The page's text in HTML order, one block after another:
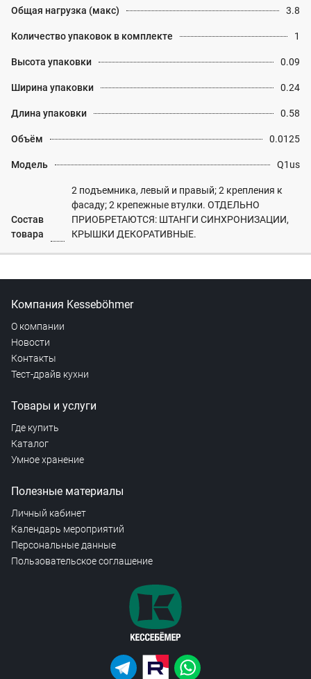
Общая нагрузка (макс) 3.8
Количество упаковок в комплекте 1
Высота упаковки 0.09
Ширина упаковки 0.24
Длина упаковки 0.58
Объём 0.0125
Модель Q1us
Состав
товара
2 подъемника, левый и правый; 2 крепления к
фасаду; 2 крепежные втулки. ОТДЕЛЬНО
ПРИОБРЕТАЮТСЯ: ШТАНГИ СИНХРОНИЗАЦИИ,
КРЫШКИ ДЕКОРАТИВНЫЕ.
Компания Kesseböhmer
О компании
Новости
Контакты
Тест-драйв кухни
Товары и услуги
Где купить
Каталог
Умное хранение
Полезные материалы
Личный кабинет
Календарь мероприятий
Персональные данные
Пользовательское соглашение